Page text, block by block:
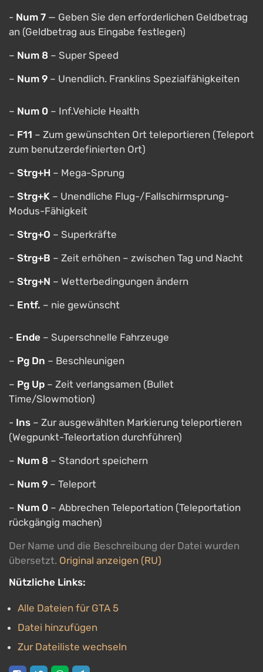
- Num 7 — Geben Sie den erforderlichen Geldbetrag
an (Geldbetrag aus Eingabe festlegen)
– Num 8 – Super Speed ​​​​
– Num 9 – Unendlich. Franklins Spezialfähigkeiten
– Num 0 – Inf.Vehicle Health
– F11 – Zum gewünschten Ort teleportieren (Teleport
zum benutzerdefinierten Ort)
– Strg+H – Mega-Sprung
– Strg+K – Unendliche Flug-/Fallschirmsprung-
Modus-Fähigkeit
– Strg+O – Superkräfte
– Strg+B – Zeit erhöhen – zwischen Tag und Nacht
– Strg+N – Wetterbedingungen ändern
– Entf. – nie gewünscht
- Ende – Superschnelle Fahrzeuge
– Pg Dn – Beschleunigen
– Pg Up – Zeit verlangsamen (Bullet
Time/Slowmotion)
- Ins – Zur ausgewählten Markierung teleportieren
(Wegpunkt-Teleortation durchführen)
– Num 8 – Standort speichern
– Num 9 – Teleport
– Num 0 – Abbrechen Teleportation (Teleportation
rückgängig machen)
Der Name und die Beschreibung der Datei wurden
übersetzt. Original anzeigen (RU)
Nützliche Links:
Alle Dateien für GTA 5
Datei hinzufügen
Zur Dateiliste wechseln